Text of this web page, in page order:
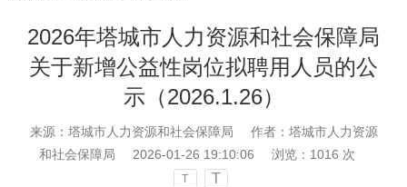
2026年塔城市人力资源和社会保障局
关于新增公益性岗位拟聘用人员的公
示（2026.1.26）
来源：塔城市人力资源和社会保障局
作者：塔城市人力资源
和社会保障局
2026-01-26 19:10:06 浏览： 1016 次
T T